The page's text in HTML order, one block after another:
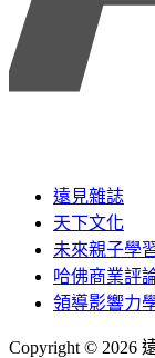
遠見雜誌
天下文化
未來親子學
哈佛商業評
領導影響力
Copyright © 2026